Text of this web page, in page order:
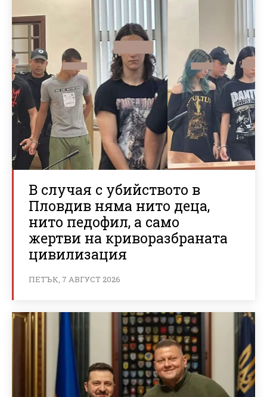
В случая с убийството в
Пловдив няма нито деца,
нито педофил, а само
жертви на криворазбраната
цивилизация
ПЕТЪК, 7 АВГУСТ 2026